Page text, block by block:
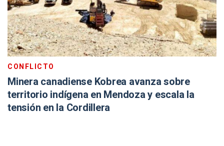
CONFLICTO
Minera canadiense Kobrea avanza sobre
territorio indígena en Mendoza y escala la
tensión en la Cordillera